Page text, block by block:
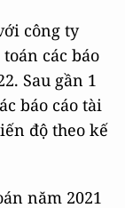
công ty
các báo
Sau gần 1
báo cáo tài
độ theo kế
năm 2021